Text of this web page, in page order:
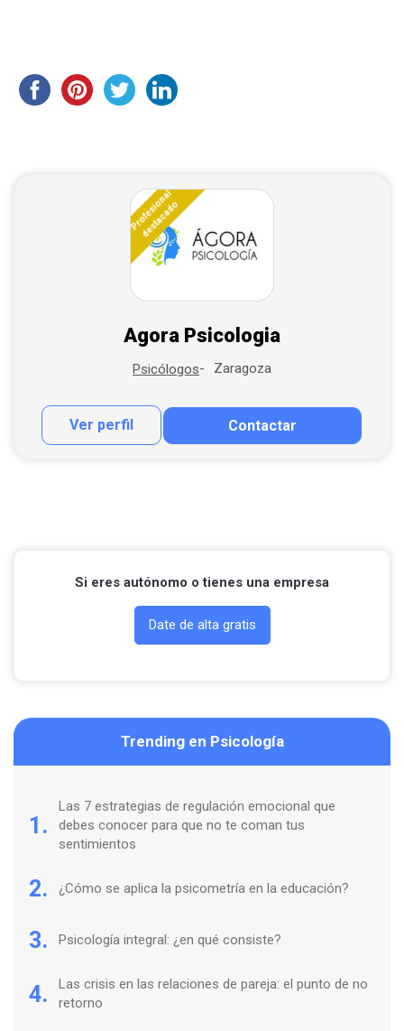
Profesional
destacado
Agora Psicologia
Psicólogos Zaragoza
Ver perfil Contactar
Contactar por correo
Si eres autónomo o tienes una empresa
Date de alta gratis
Trending en Psicología
1.
Las 7 estrategias de regulación emocional que
debes conocer para que no te coman tus
sentimientos
2. ¿Cómo se aplica la psicometría en la educación?
3. Psicología integral: ¿en qué consiste?
4.
Las crisis en las relaciones de pareja: el punto de no
retorno